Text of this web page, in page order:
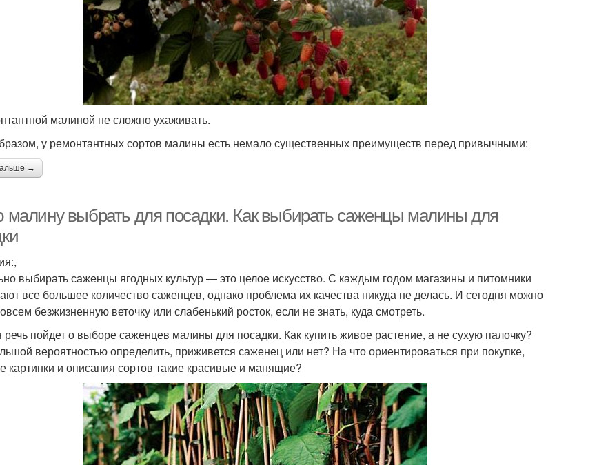
малиной не сложно ухаживать.
у ремонтантных сортов малины есть немало существенных преимуществ перед привычными:
→
малину выбрать для посадки. Как выбирать саженцы малины для
выбирать саженцы ягодных культур — это целое искусство. С каждым годом магазины и питомники
все большее количество саженцев, однако проблема их качества никуда не делась. И сегодня можно
безжизненную веточку или слабенький росток, если не знать, куда смотреть.
речь пойдет о выборе саженцев малины для посадки. Как купить живое растение, а не сухую палочку?
вероятностью определить, приживется саженец или нет? На что ориентироваться при покупке,
картинки и описания сортов такие красивые и манящие?